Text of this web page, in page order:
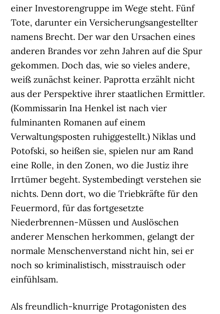
einer Investorengruppe im Wege steht. Fünf
Tote, darunter ein Versicherungsangestellter
namens Brecht. Der war den Ursachen eines
anderen Brandes vor zehn Jahren auf die Spur
gekommen. Doch das, wie so vieles andere,
weiß zunächst keiner. Paprotta erzählt nicht
aus der Perspektive ihrer staatlichen Ermittler.
(Kommissarin Ina Henkel ist nach vier
fulminanten Romanen auf einem
Verwaltungsposten ruhiggestellt.) Niklas und
Potofski, so heißen sie, spielen nur am Rand
eine Rolle, in den Zonen, wo die Justiz ihre
Irrtümer begeht. Systembedingt verstehen sie
nichts. Denn dort, wo die Triebkräfte für den
Feuermord, für das fortgesetzte
Niederbrennen-Müssen und Auslöschen
anderer Menschen herkommen, gelangt der
normale Menschenverstand nicht hin, sei er
noch so kriminalistisch, misstrauisch oder
einfühlsam.
Als freundlich-knurrige Protagonisten des